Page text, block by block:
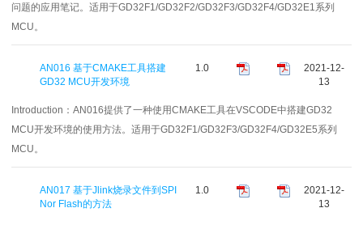
问题的应用笔记。适用于GD32F1/GD32F2/GD32F3/GD32F4/GD32E1系列
MCU。
AN016 基于CMAKE工具搭建
GD32 MCU开发环境
1.0
2021-12-
13
Introduction： AN016提供了一种使用CMAKE工具在VSCODE中搭建GD32
MCU开发环境的使用方法。适用于GD32F1/GD32F3/GD32F4/GD32E5系列
MCU。
AN017 基于Jlink烧录文件到SPI
Nor Flash的方法
1.0
2021-12-
13